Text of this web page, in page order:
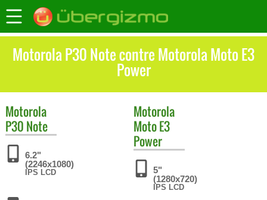
Motorola P30 Note contre Motorola Moto E3
Power
Motorola
P30 Note
6.2"
(2246x1080)
IPS LCD
Motorola
Moto E3
Power
5"
(1280x720)
IPS LCD